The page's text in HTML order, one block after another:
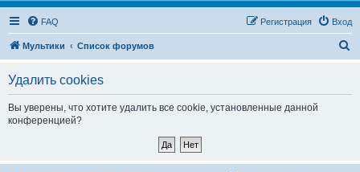
FAQ Вход
Регистрация
Мультики Список форумов
Удалить cookies
Вы уверены, что хотите удалить все cookie, установленные данной
конференцией?